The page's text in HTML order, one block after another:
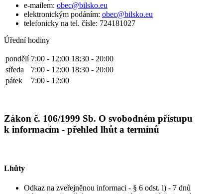
e-mailem: obec@bilsko.eu
elektronickým podáním: obec@bilsko.eu
telefonicky na tel. čísle: 724181027
Úřední hodiny
pondělí 7:00 - 12:00 18:30 - 20:00
středa
7:00 - 12:00 18:30 - 20:00
pátek
7:00 - 12:00
Zákon č. 106/1999 Sb. O svobodném přístupu
k informacím - přehled lhůt a termínů
Lhůty
Odkaz na zveřejněnou informaci - § 6 odst. l) - 7 dnů